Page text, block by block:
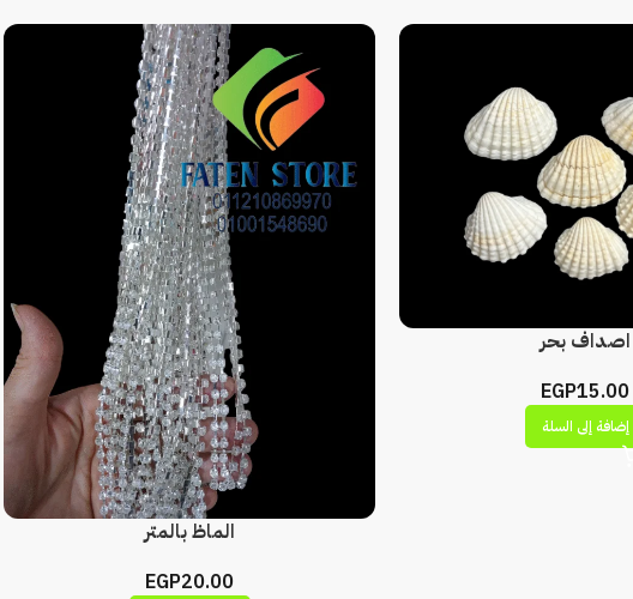
اصداف بحر
EGP15.00
إضافة إلى السلة
الماظ بالمتر
EGP20.00